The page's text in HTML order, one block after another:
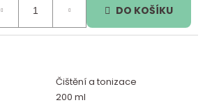
DO KOŠÍKU
Čištění a tonizace
200 ml